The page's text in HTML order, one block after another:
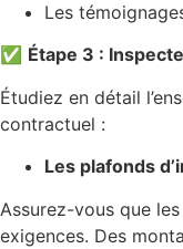
Les
✅ Étape 3 :
Étudiez en détail
contractuel :
Les plafonds
Assurez-vous que
exigences. Des